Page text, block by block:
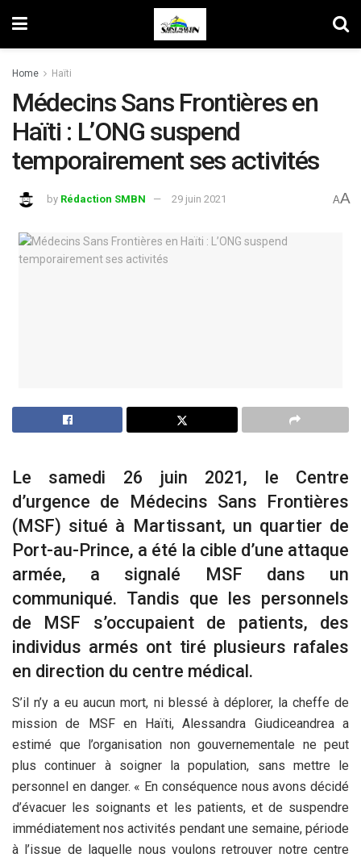
Home Haïti
Médecins Sans Frontières en
Haïti : L’ONG suspend
temporairement ses activités
by Rédaction SMBN 29 juin 2021 AA
Le samedi 26 juin 2021, le Centre
d’urgence de Médecins Sans Frontières
(MSF) situé à Martissant, un quartier de
Port-au-Prince, a été la cible d’une attaque
armée, a signalé MSF dans un
communiqué. Tandis que les personnels
de MSF s’occupaient de patients, des
individus armés ont tiré plusieurs rafales
en direction du centre médical.
S’il n’y a eu aucun mort, ni blessé à déplorer, la cheffe de
mission de MSF en Haïti, Alessandra Giudiceandrea a
estimé que l’organisation non gouvernementale ne peut
plus continuer à soigner la population, sans mettre le
personnel en danger. « En conséquence nous avons décidé
d’évacuer les soignants et les patients, et de suspendre
immédiatement nos activités pendant une semaine, période
à l’issue de laquelle nous voulons retrouver notre centre